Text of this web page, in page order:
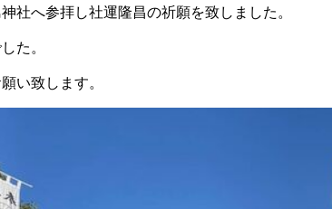
社へ参拝し社運隆昌の祈願を致しました。
た。
い致します。